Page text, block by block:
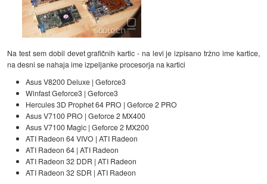
Na test sem dobil devet grafičnih kartic - na levi je izpisano tržno ime kartice,
na desni se nahaja ime izpeljanke procesorja na kartici
Asus V8200 Deluxe | Geforce3
Winfast Geforce3 | Geforce3
Hercules 3D Prophet 64 PRO | Geforce 2 PRO
Asus V7100 PRO | Geforce 2 MX400
Asus V7100 Magic | Geforce 2 MX200
ATI Radeon 64 VIVO | ATI Radeon
ATI Radeon 64 | ATI Radeon
ATI Radeon 32 DDR | ATI Radeon
ATI Radeon 32 SDR | ATI Radeon